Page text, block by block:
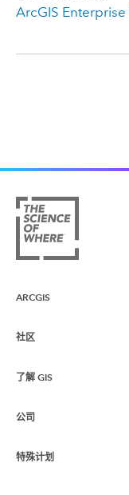
ArcGIS Enterprise
ARCGIS
ArcGIS 概览
制图
社区
Esri 社区
ArcGIS 博客
了解 GIS
什么是 GIS？
位置智能
公司
关于 Esri
特殊计划